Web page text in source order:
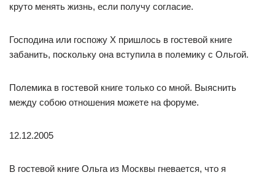
круто менять жизнь, если получу согласие.
Господина или госпожу Х пришлось в гостевой книге
забанить, поскольку она вступила в полемику с Ольгой.
Полемика в гостевой книге только со мной. Выяснить
между собою отношения можете на форуме.
12.12.2005
В гостевой книге Ольга из Москвы гневается, что я